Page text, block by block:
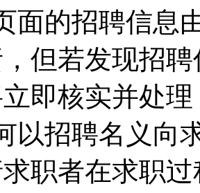
面的招聘信息
，但若发现招
即核实并处理
以招聘名义向
职者在求职